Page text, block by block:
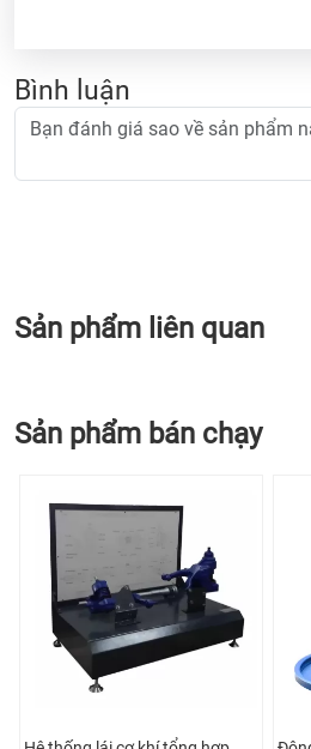
Bình luận
Sản phẩm liên quan
Sản phẩm bán chạy